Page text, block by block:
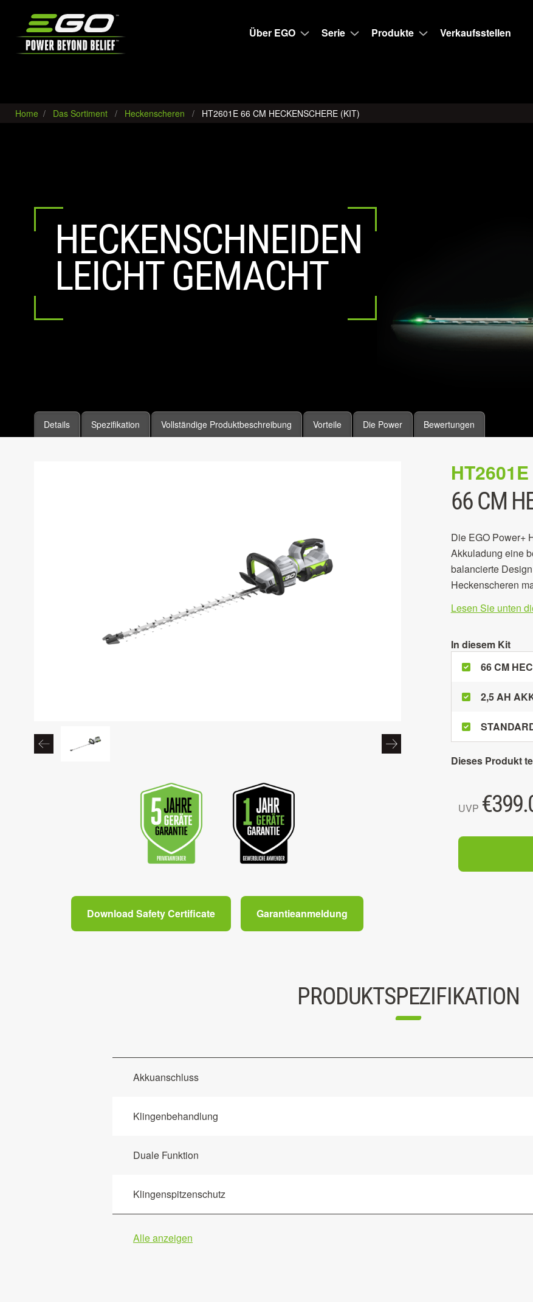
Über EGO
Serie Produkte Verkaufsstellen
Home Das Sortiment Heckenscheren HT2601E 66 CM HECKENSCHERE (KIT)
HECKENSCHNEIDEN
LEICHT GEMACHT
Details Spezifikation Vollständige Produktbeschreibung Vorteile Die Power Bewertungen
Download Safety Certificate Garantieanmeldung
HT2601E
66 CM
Die EGO Power+
Akkuladung eine
balancierte
Heckenscheren
Lesen Sie unten
In diesem Kit
66 CM
2,5 AH
Dieses Produkt
UVP €
PRODUKTSPEZIFIKATION
Akkuanschluss
Klingenbehandlung
Duale Funktion
Klingenspitzenschutz
Alle anzeigen